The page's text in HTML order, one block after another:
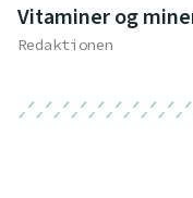
Vitaminer og
Redaktionen